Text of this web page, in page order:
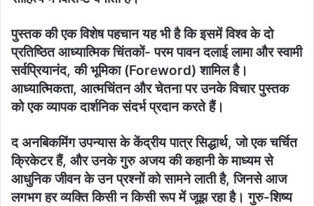
पुस्तक की एक विशेष पहचान यह भी है कि इसमें विश्व के दो
प्रतिष्ठित आध्यात्मिक चिंतकों- परम पावन दलाई लामा और स्वामी
सर्वप्रियानंद, की भूमिका (Foreword) शामिल है।
आध्यात्मिकता, आत्मचिंतन और चेतना पर उनके विचार पुस्तक
को एक व्यापक दार्शनिक संदर्भ प्रदान करते हैं।
द अनबिकमिंग उपन्यास के केंद्रीय पात्र सिद्धार्थ, जो एक चर्चित
क्रिकेटर हैं, और उनके गुरु अजय की कहानी के माध्यम से
आधुनिक जीवन के उन प्रश्नों को सामने लाती है, जिनसे आज
लगभग हर व्यक्ति किसी न किसी रूप में जूझ रहा है। गुरु-शिष्य